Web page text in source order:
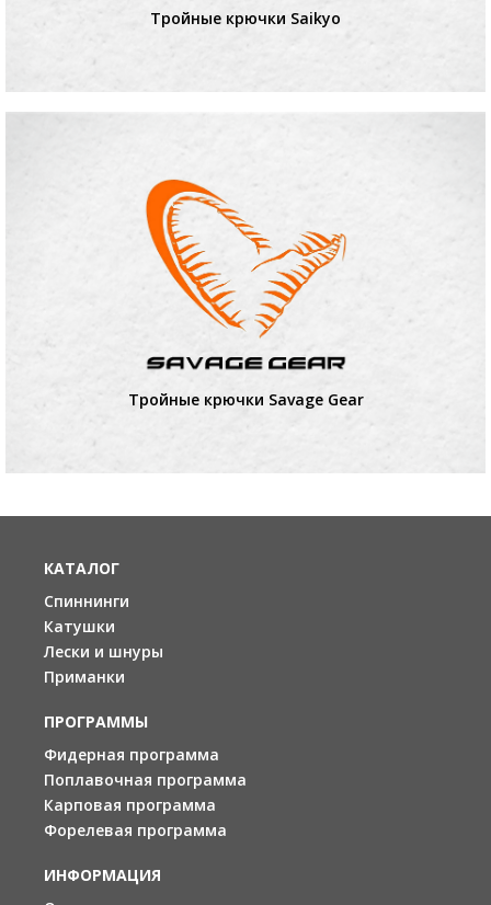
Тройные крючки Saikyo
Тройные крючки Savage Gear
КАТАЛОГ
Спиннинги
Катушки
Лески и шнуры
Приманки
ПРОГРАММЫ
Фидерная программа
Поплавочная программа
Карповая программа
Форелевая программа
ИНФОРМАЦИЯ